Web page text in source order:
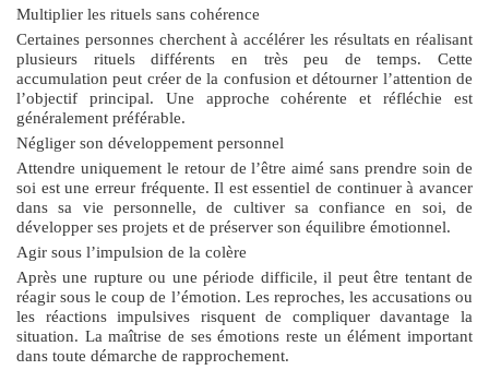
Multiplier les rituels sans cohérence
Certaines personnes cherchent à accélérer les résultats en réalisant
plusieurs rituels différents en très peu de temps. Cette
accumulation peut créer de la confusion et détourner l’attention de
l’objectif principal. Une approche cohérente et réfléchie est
généralement préférable.
Négliger son développement personnel
Attendre uniquement le retour de l’être aimé sans prendre soin de
soi est une erreur fréquente. Il est essentiel de continuer à avancer
dans sa vie personnelle, de cultiver sa confiance en soi, de
développer ses projets et de préserver son équilibre émotionnel.
Agir sous l’impulsion de la colère
Après une rupture ou une période difficile, il peut être tentant de
réagir sous le coup de l’émotion. Les reproches, les accusations ou
les réactions impulsives risquent de compliquer davantage la
situation. La maîtrise de ses émotions reste un élément important
dans toute démarche de rapprochement.